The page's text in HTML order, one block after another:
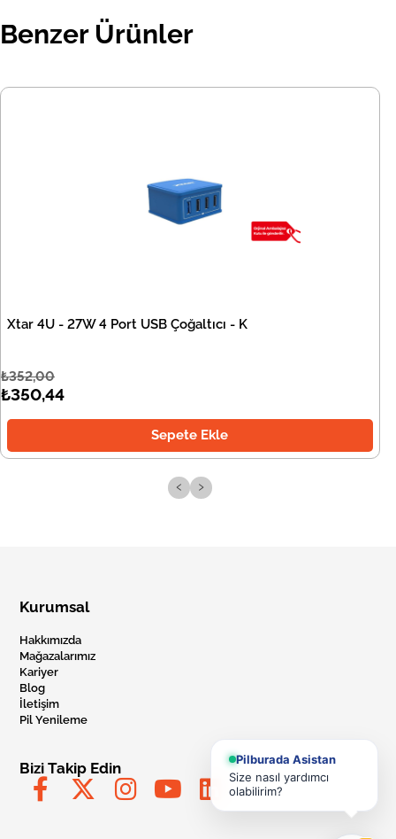
Benzer Ürünler
Xtar 4U - 27W 4 Port USB Çoğaltıcı - K
₺350,44
₺352,00
Sepete Ekle
‹ ›
Kurumsal
Hakkımızda
Mağazalarımız
Kariyer
Blog
İletişim
Pil Yenileme
Bizi Takip Edin
Pilburada Asistan
Size nasıl yardımcı
olabilirim?